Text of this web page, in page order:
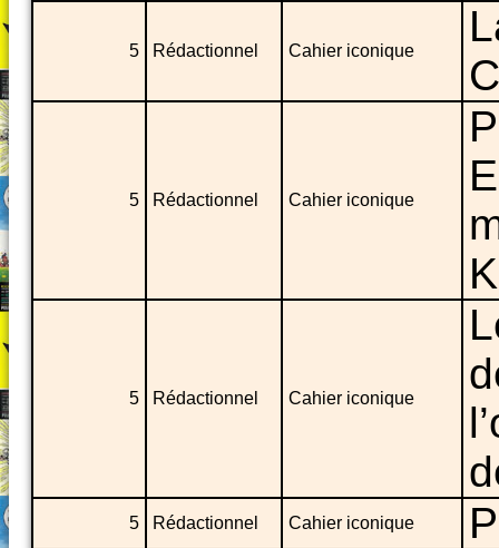
5 Rédactionnel Cahier iconique
5 Rédactionnel Cahier iconique
5 Rédactionnel Cahier iconique
5 Rédactionnel Cahier iconique